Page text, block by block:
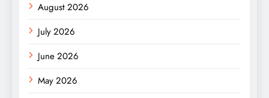
August 2026
July 2026
June 2026
May 2026